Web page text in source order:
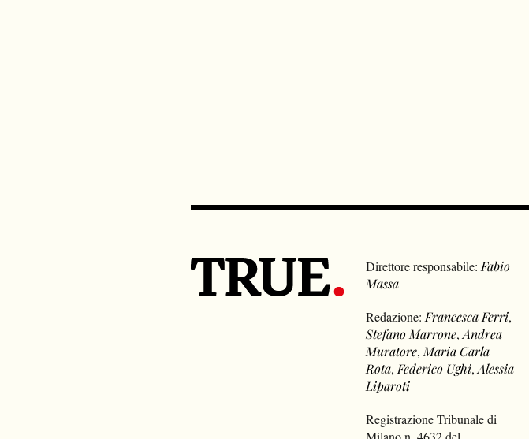
Direttore responsabile: Fabio
Massa
Redazione: Francesca Ferri,
Stefano Marrone,Andrea
Muratore, Maria Carla
Rota, Federico Ughi,Alessia
Liparoti
Registrazione Tribunale di